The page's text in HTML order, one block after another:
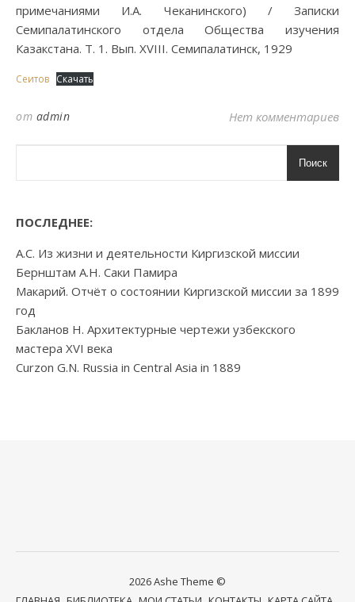
примечаниями И.А. Чеканинского) / Записки
Семипалатинского отдела Общества изучения
Казакстана. Т. 1. Вып. XVIII. Семипалатинск, 1929
Сеитов Скачать
от admin Нет комментариев
Поиск
ПОСЛЕДНЕЕ:
А.С. Из жизни и деятельности Киргизской миссии
Бернштам А.Н. Саки Памира
Макарий. Отчёт о состоянии Киргизской миссии за 1899
год
Бакланов Н. Архитектурные чертежи узбекского
мастера XVI века
Curzon G.N. Russia in Central Asia in 1889
2026 Ashe Theme ©